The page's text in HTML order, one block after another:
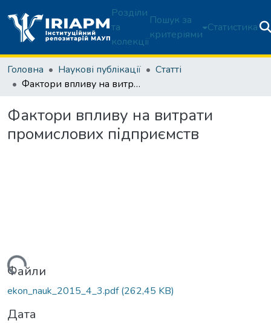
Розділи
та
колекції
Пошук за
критеріями
Статистика
Головна Наукові публікації
Статті
Фактори впливу на витрати промислових підприємств
Фактори впливу на витрати
промислових підприємств
Файли
ekon_nauk_2015_4_3.pdf(262,45 KB)
Дата